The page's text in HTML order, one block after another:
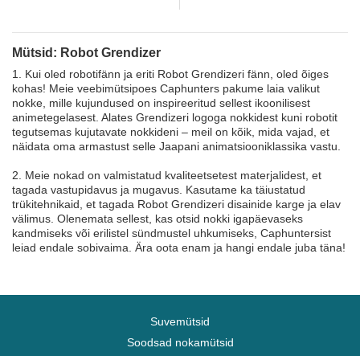
Mütsid: Robot Grendizer
1. Kui oled robotifänn ja eriti Robot Grendizeri fänn, oled õiges
kohas! Meie veebimütsipoes Caphunters pakume laia valikut
nokke, mille kujundused on inspireeritud sellest ikoonilisest
animetegelasest. Alates Grendizeri logoga nokkidest kuni robotit
tegutsemas kujutavate nokkideni – meil on kõik, mida vajad, et
näidata oma armastust selle Jaapani animatsiooniklassika vastu.
2. Meie nokad on valmistatud kvaliteetsetest materjalidest, et
tagada vastupidavus ja mugavus. Kasutame ka täiustatud
trükitehnikaid, et tagada Robot Grendizeri disainide karge ja elav
välimus. Olenemata sellest, kas otsid nokki igapäevaseks
kandmiseks või erilistel sündmustel uhkumiseks, Caphuntersist
leiad endale sobivaima. Ära oota enam ja hangi endale juba täna!
Suvemütsid
Soodsad nokamütsid